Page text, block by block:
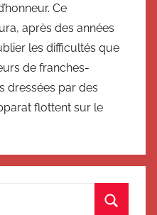
Ce
après des années
les difficultés que
de franches-
dressées par des
flottent sur le